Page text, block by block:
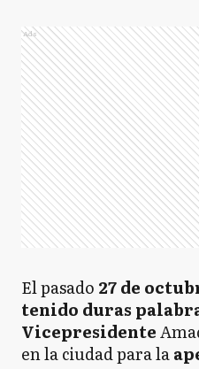
Ads
El pasado 27 de
tenido duras
Vicepresidente
en la ciudad para la